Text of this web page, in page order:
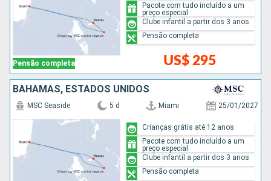
Pensão completa US$ 295
Pacote com tudo incluído a um
preço especial
Clube infantil a partir dos 3 anos
Pensão completa
BAHAMAS, ESTADOS UNIDOS
MSC Seaside 5 d Miami 25/01/2027
Crianças grátis até 12 anos
Pacote com tudo incluído a um
preço especial
Clube infantil a partir dos 3 anos
Pensão completa